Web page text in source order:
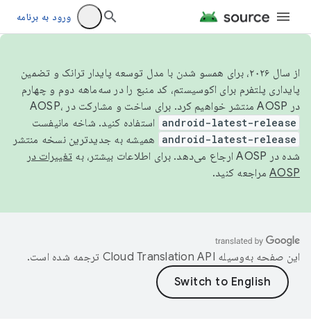
ورود به برنامه
از سال ۲۰۲۶، برای همسو شدن با مدل توسعه پایدار ترانک و تضمین
پایداری پلتفرم برای اکوسیستم، کد منبع را در سه‌ماهه دوم و چهارم
در AOSP منتشر خواهیم کرد. برای ساخت و مشارکت در AOSP،
android-latest-release استفاده کنید. شاخه مانیفست
android-latest-release
همیشه به جدیدترین نسخه منتشر
شده در AOSP ارجاع می‌دهد. برای اطلاعات بیشتر، به
تغییرات در
AOSP مراجعه کنید.
این صفحه به‌وسیله ترجمه شده است.